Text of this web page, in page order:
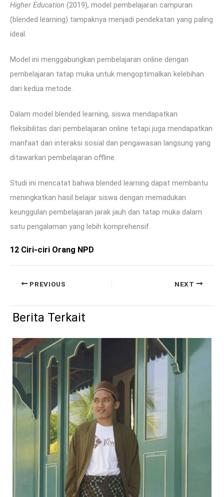
Higher Education (2019), model pembelajaran campuran
(blended learning) tampaknya menjadi pendekatan yang paling
ideal.
Model ini menggabungkan pembelajaran online dengan
pembelajaran tatap muka untuk mengoptimalkan kelebihan
dari kedua metode.
Dalam model blended learning, siswa mendapatkan
fleksibilitas dari pembelajaran online tetapi juga mendapatkan
manfaat dari interaksi sosial dan pengawasan langsung yang
ditawarkan pembelajaran offline.
Studi ini mencatat bahwa blended learning dapat membantu
meningkatkan hasil belajar siswa dengan memadukan
keunggulan pembelajaran jarak jauh dan tatap muka dalam
satu pengalaman yang lebih komprehensif.
12 Ciri-ciri Orang NPD
PREVIOUS NEXT
Berita Terkait